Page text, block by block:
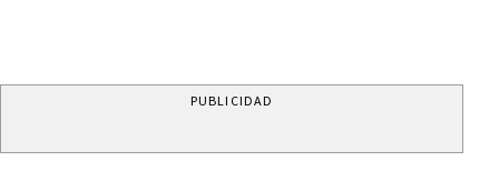
PUBLICIDAD